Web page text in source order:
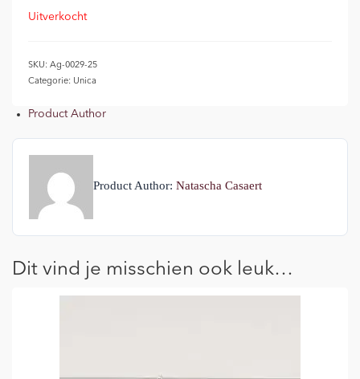
Uitverkocht
SKU: Ag-0029-25
Categorie: Unica
Product Author
Product Author: Natascha Casaert
Dit vind je misschien ook leuk…